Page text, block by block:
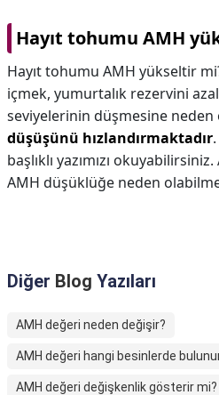
Hayıt tohumu AMH
Hayıt tohumu AMH yükseltir
içmek, yumurtalık rezervini
seviyelerinin düşmesine neden
düşüşünü hızlandırmaktadır
başlıklı yazımızı
AMH düşüklüğe neden
Diğer Blog Yazıları
AMH değeri neden değişir?
AMH değeri hangi besinlerde
AMH değeri değişkenlik gösterir mi?